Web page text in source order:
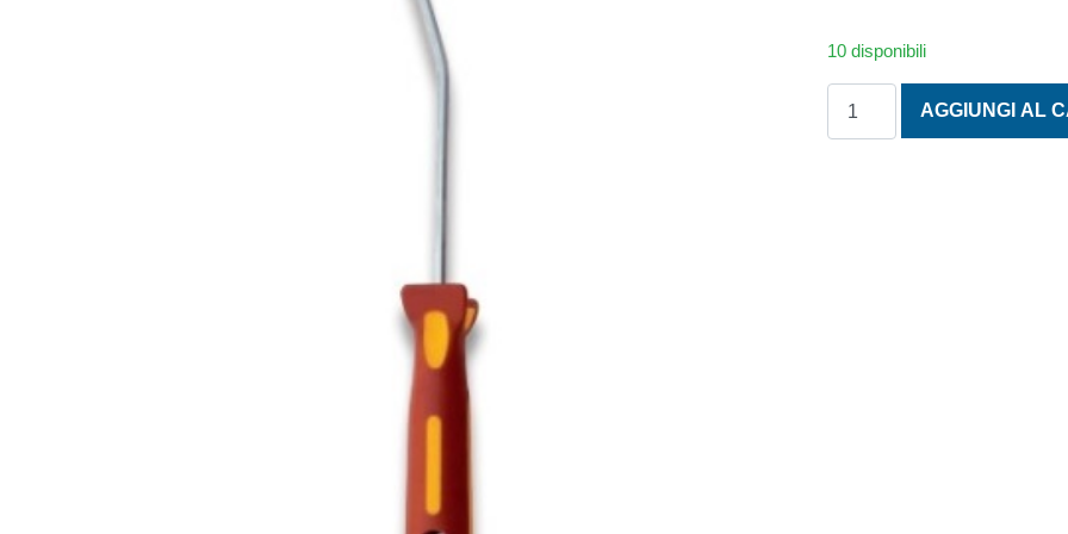
10 disponibili
AGGIUNGI AL